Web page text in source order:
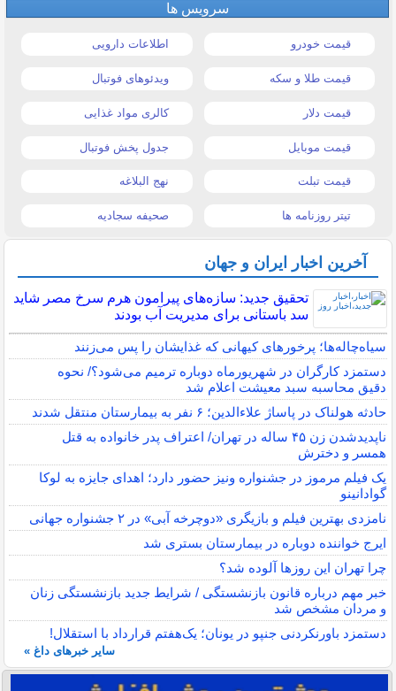
سرویس ها
قیمت خودرو اطلاعات دارویی
قیمت طلا و سکه ویدئوهای فوتبال
قیمت دلار کالری مواد غذایی
قیمت موبایل جدول پخش فوتبال
قیمت تبلت نهج البلاغه
تیتر روزنامه ها صحیفه سجادیه
آخرین اخبار ایران و جهان
تحقیق جدید: سازه‌های پیرامون هرم سرخ مصر شاید
سد باستانی برای مدیریت آب بودند
سیاه‌چاله‌ها؛ پرخورهای کیهانی که غذایشان را پس می‌زنند
دستمزد کارگران در شهریورماه دوباره ترمیم می‌شود؟/ نحوه
دقیق محاسبه سبد معیشت اعلام شد
حادثه هولناک در پاساژ علاءالدین؛ ۶ نفر به بیمارستان منتقل شدند
ناپدیدشدن زن ۴۵ ساله در تهران/ اعتراف پدر خانواده به قتل
همسر و دخترش
یک فیلم مرموز در جشنواره ونیز حضور دارد؛ اهدای جایزه به لوکا
گوادانینو
نامزدی بهترین فیلم و بازیگری «دوچرخه آبی» در ۲ جشنواره جهانی
ایرج خواننده دوباره در بیمارستان بستری شد
چرا تهران این روزها آلوده شد؟
خبر مهم درباره قانون بازنشستگی / شرایط جدید بازنشستگی زنان
و مردان مشخص شد
دستمزد باورنکردنی جنپو در یونان؛ یک‌هفتم قرارداد با استقلال!
سایر خبرهای داغ »